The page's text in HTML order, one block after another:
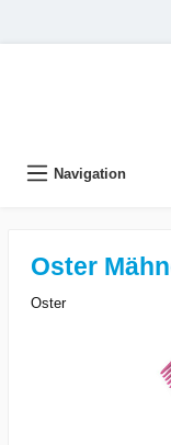
Navigation
Oster
Oster